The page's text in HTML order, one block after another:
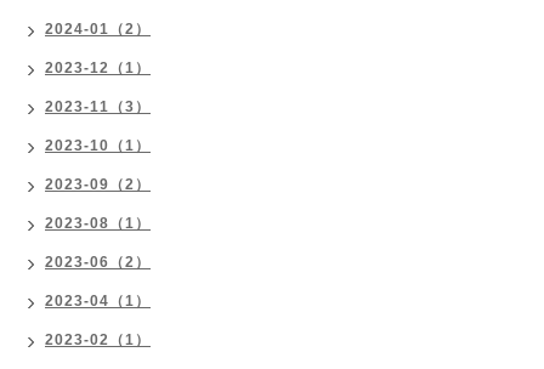
2024-01（2）
2023-12（1）
2023-11（3）
2023-10（1）
2023-09（2）
2023-08（1）
2023-06（2）
2023-04（1）
2023-02（1）